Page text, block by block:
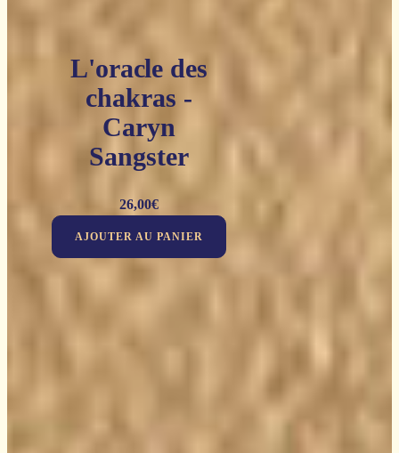
L'oracle des
chakras -
Caryn
Sangster
26,00€
AJOUTER AU PANIER